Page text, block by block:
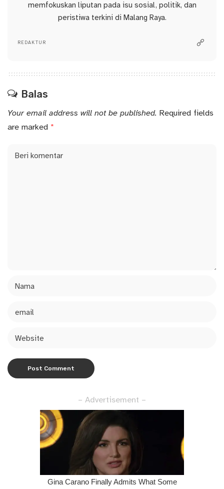
memfokuskan liputan pada isu sosial, politik, dan
peristiwa terkini di Malang Raya.
REDAKTUR
Balas
Your email address will not be published. Required fields
are marked *
– Advertisement –